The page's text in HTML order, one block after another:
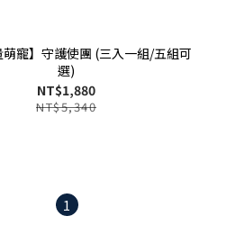
萌寵】守護使團 (三入一組/五組可
選)
NT$1,880
NT$5,340
1